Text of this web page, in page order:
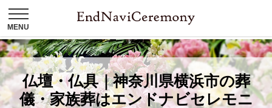
仏壇・仏具｜神奈川県横浜市の葬
儀・家族葬はエンドナビセレモニ